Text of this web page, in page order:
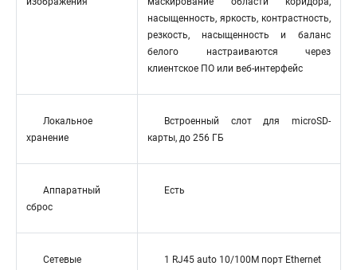
насыщенность, яркость, контрастность,
резкость, насыщенность и баланс
белого настраиваются через
клиентское ПО или веб-интерфейс
Локальное
хранение
Встроенный слот для microSD-
карты, до 256 ГБ
Аппаратный
сброс
Есть
Сетевые
1 RJ45 auto 10/100M порт Ethernet